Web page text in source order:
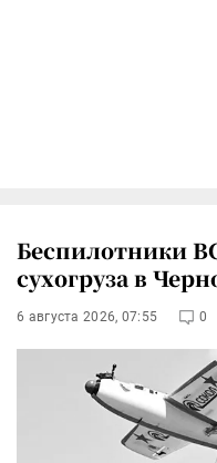
Беспилотники
сухогруза в
6 августа 2026, 07:55 0